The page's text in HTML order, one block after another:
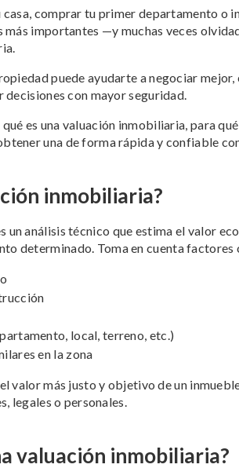
casa, comprar tu primer departamento o
más importantes —y muchas veces
puede ayudarte a negociar
con mayor seguridad.
es una valuación inmobiliaria, para qué
una de forma rápida y confiable con
inmobiliaria?
un análisis técnico que estima el valor
determinado. Toma en cuenta factores
local, terreno, etc.)
en la zona
valor más justo y objetivo de un
legales o personales.
valuación inmobiliaria?